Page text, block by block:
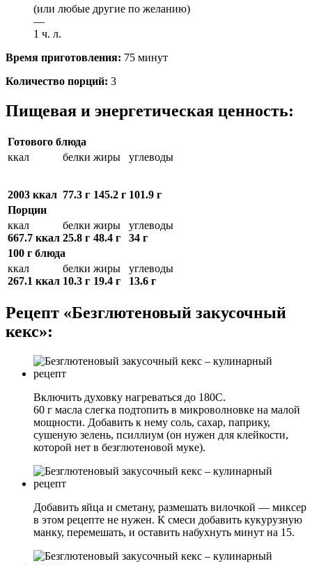
(или любые другие по желанию)
—
1 ч. л.
Время приготовления: 75 минут
Количество порций: 3
Пищевая и энергетическая ценность:
Готового блюда
ккал
2003 ккал
белки
77.3 г
жиры
145.2 г
углеводы
101.9 г
Порции
ккал
667.7 ккал
белки
25.8 г
жиры
48.4 г
углеводы
34 г
100 г блюда
ккал
267.1 ккал
белки
10.3 г
жиры
19.4 г
углеводы
13.6 г
Рецепт «Безглютеновый закусочный
кекс»:
Включить духовку нагреваться до 180С.
60 г масла слегка подтопить в микроволновке на малой
мощности. Добавить к нему соль, сахар, паприку,
сушеную зелень, псиллиум (он нужен для клейкости,
которой нет в безглютеновой муке).
Добавить яйца и сметану, размешать вилочкой — миксер
в этом рецепте не нужен. К смеси добавить кукурузную
манку, перемешать, и оставить набухнуть минут на 15.